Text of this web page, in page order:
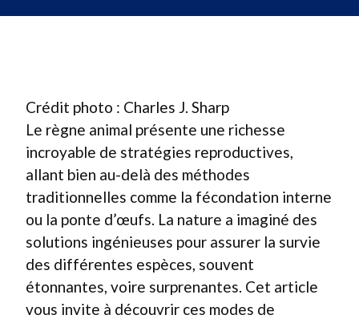
Crédit photo : Charles J. Sharp
Le règne animal présente une richesse
incroyable de stratégies reproductives,
allant bien au-delà des méthodes
traditionnelles comme la fécondation interne
ou la ponte d’œufs. La nature a imaginé des
solutions ingénieuses pour assurer la survie
des différentes espèces, souvent
étonnantes, voire surprenantes. Cet article
vous invite à découvrir ces modes de